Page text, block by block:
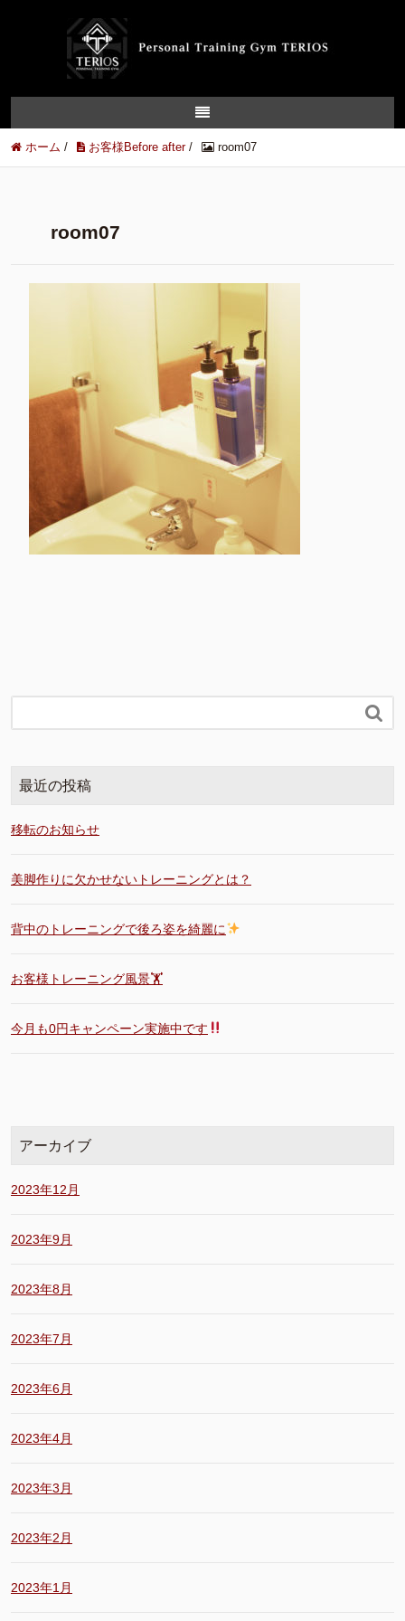
ホーム / お客様Before after/ room07
room07

最近の投稿
移転のお知らせ
美脚作りに欠かせないトレーニングとは？
背中のトレーニングで後ろ姿を綺麗に
お客様トレーニング風景🏋️
今月も0円キャンペーン実施中です
アーカイブ
2023年12月
2023年9月
2023年8月
2023年7月
2023年6月
2023年4月
2023年3月
2023年2月
2023年1月